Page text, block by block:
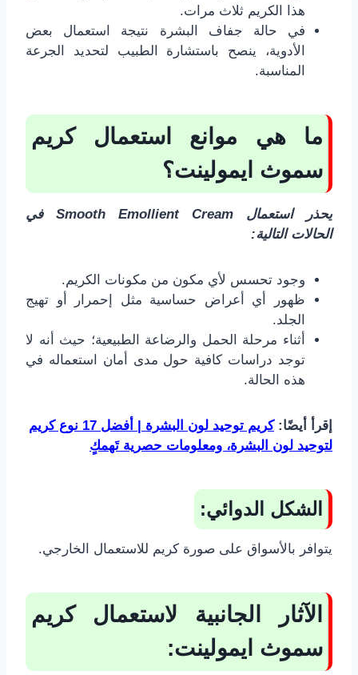
هذا الكريم ثلاث مرات.
في حالة جفاف البشرة نتيجة استعمال بعض
الأدوية، ينصح باستشارة الطبيب لتحديد الجرعة
المناسبة.
ما هي موانع استعمال كريم
سموث ايمولينت؟
يحذر استعمال Smooth Emollient Cream في
الحالات التالية:
وجود تحسس لأي مكون من مكونات الكريم.
ظهور أي أعراض حساسية مثل إحمرار أو تهيج
الجلد.
أثناء مرحلة الحمل والرضاعة الطبيعية؛ حيث أنه لا
توجد دراسات كافية حول مدى أمان استعماله في
هذه الحالة.
إقرأ أيضًا:
كريم توحيد لون البشرة | أفضل 17 نوع كريم
لتوحيد لون البشرة، ومعلومات حصرية تَهمكٍ
الشكل الدوائي:
يتوافر بالأسواق على صورة كريم للاستعمال الخارجي.
الآثار الجانبية لاستعمال كريم
سموث ايمولينت: